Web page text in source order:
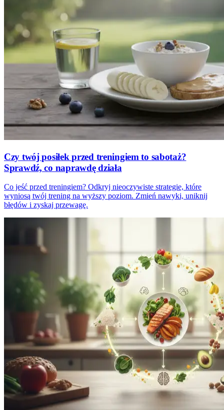
Czy twój posiłek przed treningiem to sabotaż?
Sprawdź, co naprawdę działa
Co jeść przed treningiem? Odkryj nieoczywiste strategie, które
wyniosą twój trening na wyższy poziom. Zmień nawyki, uniknij
błędów i zyskaj przewagę.